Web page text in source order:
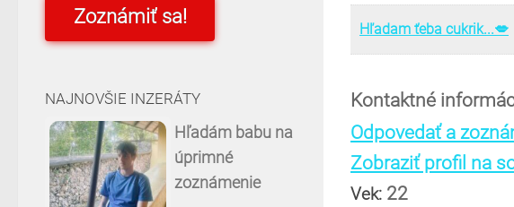
Hľadam ťeba cukrik...💋
Kontaktné
Odpovedať a
Zobraziť profil na
Vek: 22
Zoznámiť sa!
NAJNOVŠIE INZERÁTY
Hľadám babu na
úprimné
zoznámenie